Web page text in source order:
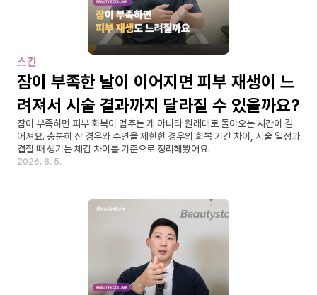
스킨
잠이 부족한 날이 이어지면 피부 재생이 느
려져서 시술 결과까지 달라질 수 있을까요?
잠이 부족하면 피부 회복이 멈추는 게 아니라 원래대로 돌아오는 시간이 길
어져요. 충분히 잔 경우와 수면을 제한한 경우의 회복 기간 차이, 시술 일정과
겹칠 때 생기는 체감 차이를 기준으로 정리해봤어요.
2026. 8. 5.